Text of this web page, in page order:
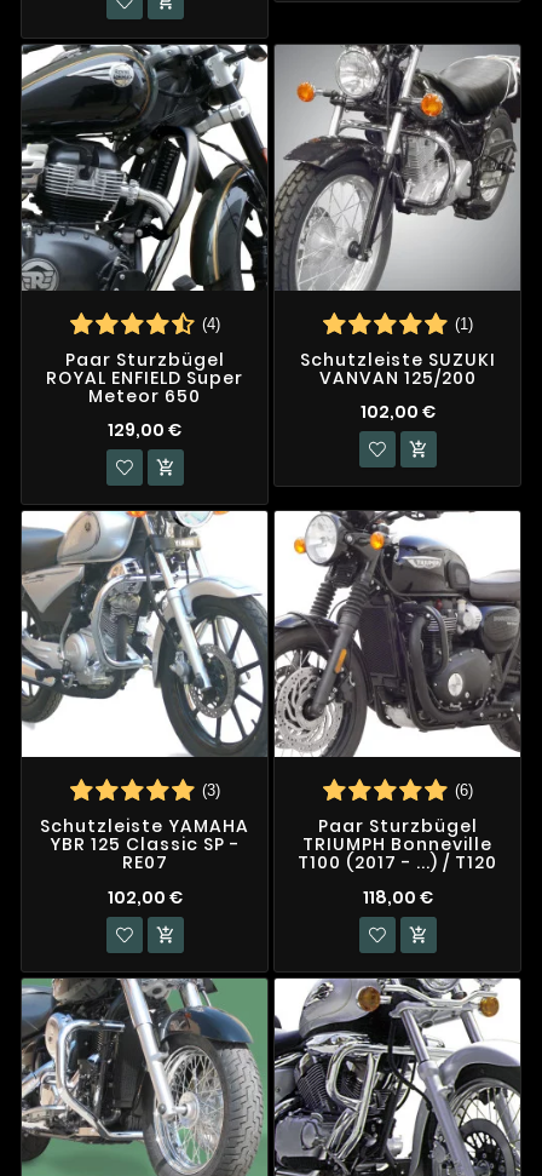
(4)
Paar Sturzbügel
ROYAL ENFIELD Super
Meteor 650
129,00 €

(1)
Schutzleiste SUZUKI
VANVAN 125/200
102,00 €

(3)
Schutzleiste YAMAHA
YBR 125 Classic SP -
RE07
102,00 €

(6)
Paar Sturzbügel
TRIUMPH Bonneville
T100 (2017 - ...) / T120
118,00 €
